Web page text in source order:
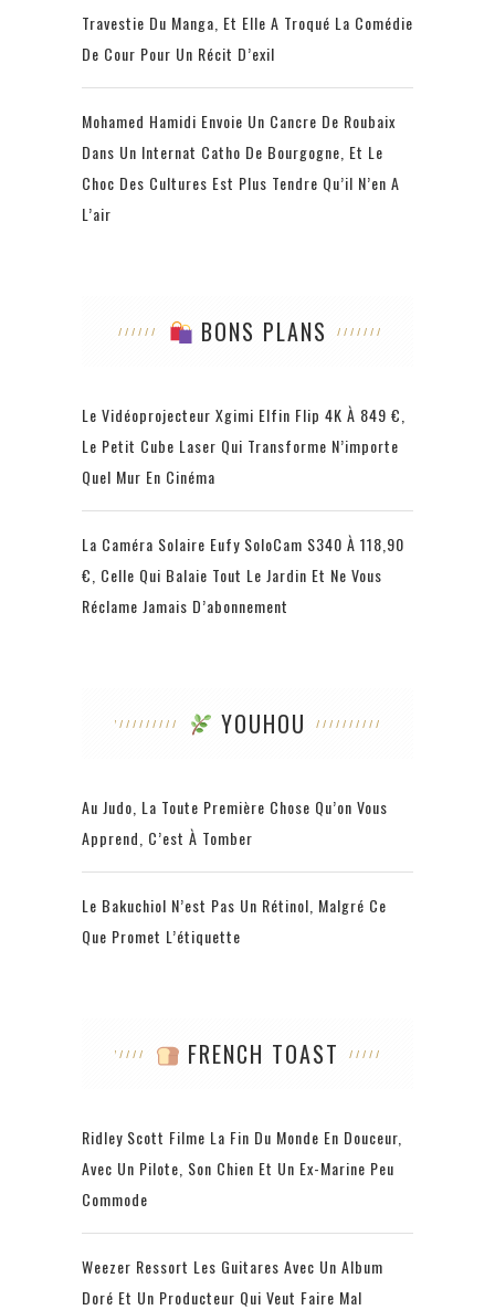
Travestie Du Manga, Et Elle A Troqué La Comédie
De Cour Pour Un Récit D’exil
Mohamed Hamidi Envoie Un Cancre De Roubaix
Dans Un Internat Catho De Bourgogne, Et Le
Choc Des Cultures Est Plus Tendre Qu’il N’en A
L’air
BONS PLANS
Le Vidéoprojecteur Xgimi Elfin Flip 4K À 849 €,
Le Petit Cube Laser Qui Transforme N’importe
Quel Mur En Cinéma
La Caméra Solaire Eufy SoloCam S340 À 118,90
€, Celle Qui Balaie Tout Le Jardin Et Ne Vous
Réclame Jamais D’abonnement
YOUHOU
Au Judo, La Toute Première Chose Qu’on Vous
Apprend, C’est À Tomber
Le Bakuchiol N’est Pas Un Rétinol, Malgré Ce
Que Promet L’étiquette
FRENCH TOAST
Ridley Scott Filme La Fin Du Monde En Douceur,
Avec Un Pilote, Son Chien Et Un Ex-Marine Peu
Commode
Weezer Ressort Les Guitares Avec Un Album
Doré Et Un Producteur Qui Veut Faire Mal